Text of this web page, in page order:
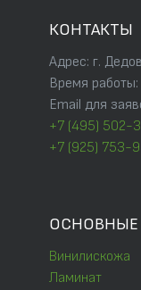
КОНТАКТЫ
Адрес: г.
Время
Email для
+7 (495) 502-
+7 (925) 753-
ОСНОВНЫЕ
Винилискожа
Ламинат